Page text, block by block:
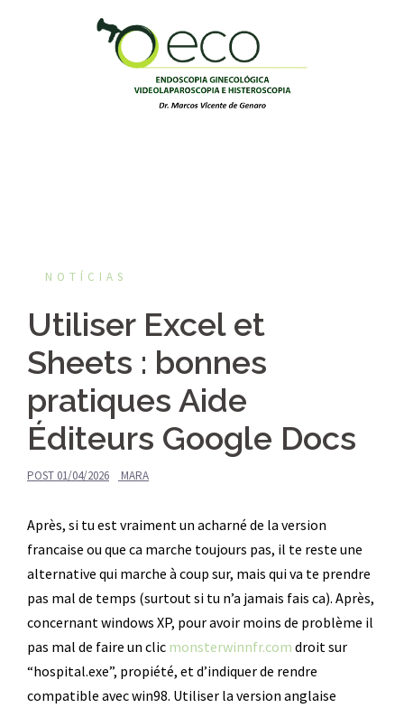
NOTÍCIAS
Utiliser Excel et
Sheets : bonnes
pratiques Aide
Éditeurs Google Docs
POST 01/04/2026 MARA
Après, si tu est vraiment un acharné de la version
francaise ou que ca marche toujours pas, il te reste une
alternative qui marche à coup sur, mais qui va te prendre
pas mal de temps (surtout si tu n’a jamais fais ca). Après,
concernant windows XP, pour avoir moins de problème il
pas mal de faire un clic monsterwinnfr.com droit sur
“hospital.exe”, propiété, et d’indiquer de rendre
compatible avec win98. Utiliser la version anglaise